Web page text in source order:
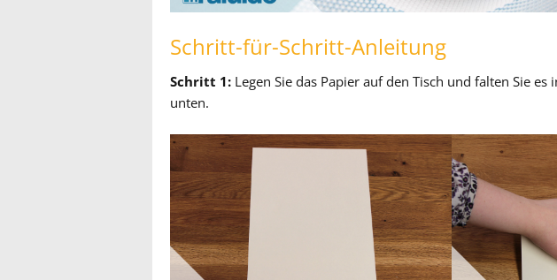
Schritt-für-Schritt-Anleitung
Schritt 1: Legen Sie das Papier auf den Tisch und falten Sie
unten.